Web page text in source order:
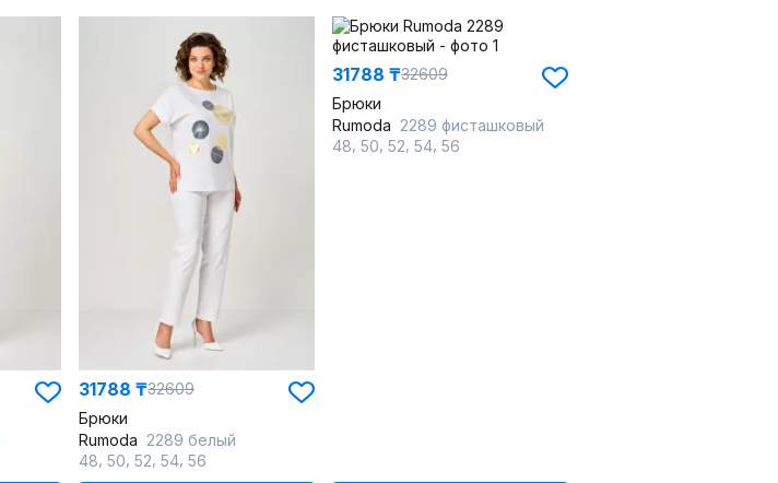
31788 ₸32609
Брюки
Rumoda 2289 белый
48 50 52 54 56
31788 ₸32609
Брюки
Rumoda 2289 фисташковый
48 50 52 54 56